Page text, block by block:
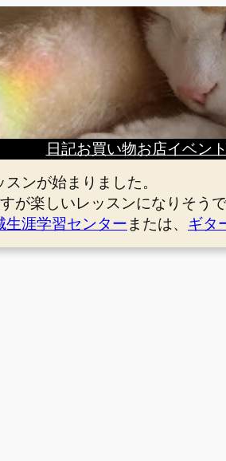
日記お買い物お店イベント
ンが始まりました。
が楽しいレッスンになりそうで
生涯学習センター または、 ギタ